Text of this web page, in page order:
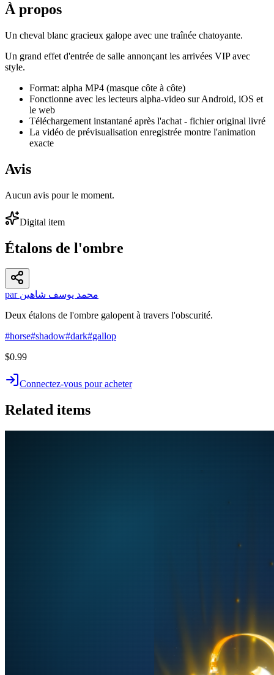
À propos
Un cheval blanc gracieux galope avec une traînée chatoyante.
Un grand effet d'entrée de salle annonçant les arrivées VIP avec
style.
Format: alpha MP4 (masque côte à côte)
Fonctionne avec les lecteurs alpha-video sur Android, iOS et
le web
Téléchargement instantané après l'achat - fichier original livré
La vidéo de prévisualisation enregistrée montre l'animation
exacte
Avis
Aucun avis pour le moment.
Digital item
Étalons de l'ombre
par محمد يوسف شاهين
Deux étalons de l'ombre galopent à travers l'obscurité.
#horse#shadow#dark#gallop
$0.99
Connectez-vous pour acheter
Related items